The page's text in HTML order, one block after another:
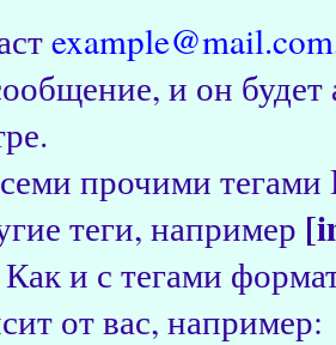
example@mail.com
и он будет
прочими
теги, например
и с тегами
от вас, например: